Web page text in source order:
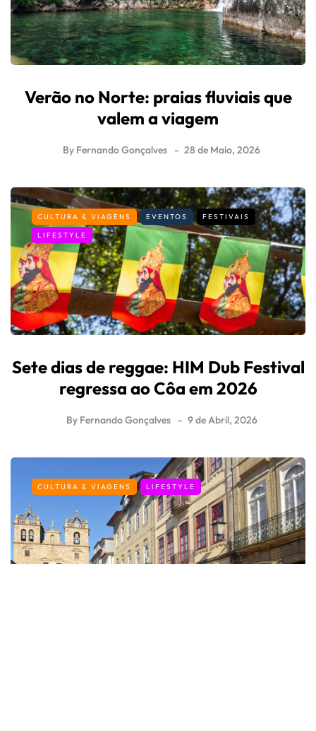
Verão no Norte: praias fluviais que
valem a viagem
By Fernando Gonçalves 28 de Maio, 2026
CULTURA & VIAGENS EVENTOS
FESTIVAIS
LIFESTYLE
Sete dias de reggae: HIM Dub Festival
regressa ao Côa em 2026
By Fernando Gonçalves 9 de Abril, 2026
CULTURA & VIAGENS LIFESTYLE